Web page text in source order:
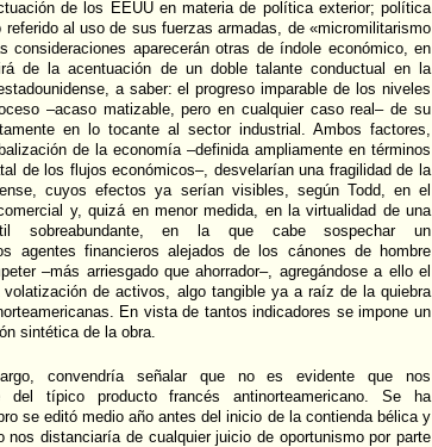
de los EEUU en materia de política exterior; política
referido al uso de sus fuerzas armadas, de «micromilitarismo
consideraciones aparecerán otras de índole económico, en
de la acentuación de un doble talante conductual en la
a saber: el progreso imparable de los niveles
–acaso matizable, pero en cualquier caso real– de su
en lo tocante al sector industrial. Ambos factores,
de la economía –definida ampliamente en términos
de los flujos económicos–, desvelarían una fragilidad de la
cuyos efectos ya serían visibles, según Todd, en el
y, quizá en menor medida, en la virtualidad de una
sobreabundante, en la que cabe sospechar un
agentes financieros alejados de los cánones de hombre
–más arriesgado que ahorrador–, agregándose a ello el
de activos, algo tangible ya a raíz de la quiebra
En vista de tantos indicadores se impone un
sintética de la obra.
convendría señalar que no es evidente que nos
del típico producto francés antinorteamericano. Se ha
se editó medio año antes del inicio de la contienda bélica y
nos distanciaría de cualquier juicio de oportunismo por parte